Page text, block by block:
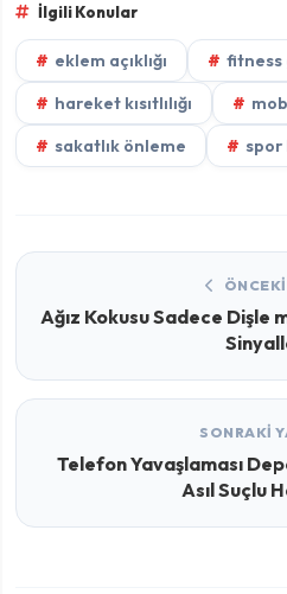
İlgili Konular
eklem açıklığı
fitness
hareket kısıtlılığı
sakatlık önleme
spor
Ağız Kokusu Sadece Dişle
SONRAKI
Telefon Yavaşlaması
Asıl Suçlu